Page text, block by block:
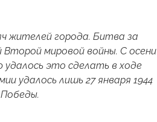
жителей города. Битва за
мировой войны. С осени
это сделать в ходе
удалось лишь 27 января 1944